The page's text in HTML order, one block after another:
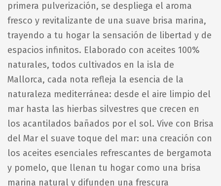
primera pulverización, se despliega el aroma
fresco y revitalizante de una suave brisa marina,
trayendo a tu hogar la sensación de libertad y de
espacios infinitos. Elaborado con aceites 100%
naturales, todos cultivados en la isla de
Mallorca, cada nota refleja la esencia de la
naturaleza mediterránea: desde el aire limpio del
mar hasta las hierbas silvestres que crecen en
los acantilados bañados por el sol. Vive con Brisa
del Mar el suave toque del mar: una creación con
los aceites esenciales refrescantes de bergamota
y pomelo, que llenan tu hogar como una brisa
marina natural y difunden una frescura